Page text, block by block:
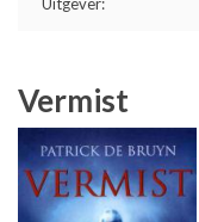
Vermist